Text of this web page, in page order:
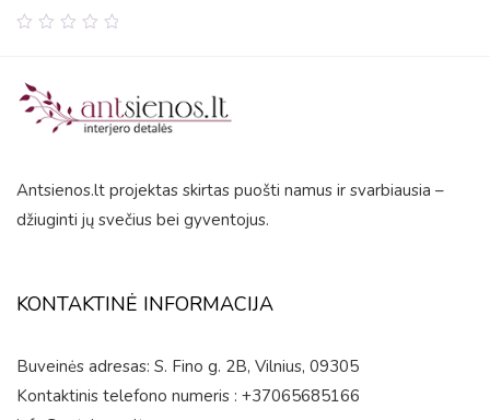
5
Antsienos.lt projektas skirtas puošti namus ir svarbiausia –
džiuginti jų svečius bei gyventojus.
KONTAKTINĖ INFORMACIJA
Buveinės adresas: S. Fino g. 2B, Vilnius, 09305
Kontaktinis telefono numeris : +37065685166